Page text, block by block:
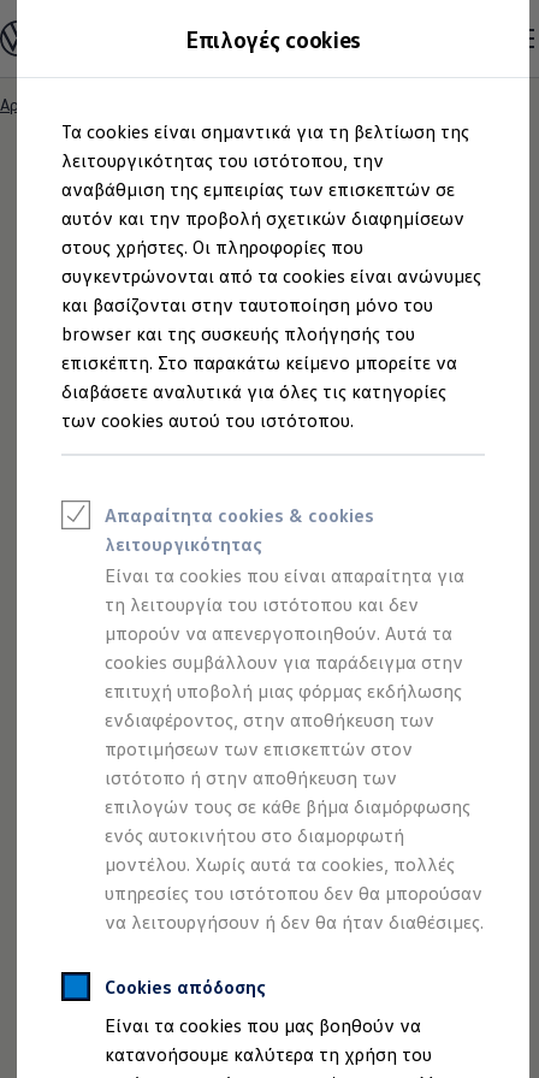
Επιλογές cookies
Τα cookies είναι σημαντικά για τη βελτίωση της
λειτουργικότητας του ιστότοπου, την
αναβάθμιση της εμπειρίας των επισκεπτών σε
αυτόν και την προβολή σχετικών διαφημίσεων
στους χρήστες. Οι πληροφορίες που
συγκεντρώνονται από τα cookies είναι ανώνυμες
και βασίζονται στην ταυτοποίηση μόνο του
browser και της συσκευής πλοήγησής του
επισκέπτη. Στο παρακάτω κείμενο μπορείτε να
διαβάσετε αναλυτικά για όλες τις κατηγορίες
των cookies αυτού του ιστότοπου.
Απαραίτητα cookies & cookies
λειτουργικότητας
Είναι τα cookies που είναι απαραίτητα για
τη λειτουργία του ιστότοπου και δεν
μπορούν να απενεργοποιηθούν. Αυτά τα
cookies συμβάλλουν για παράδειγμα στην
επιτυχή υποβολή μιας φόρμας εκδήλωσης
ενδιαφέροντος, στην αποθήκευση των
προτιμήσεων των επισκεπτών στον
ιστότοπο ή στην αποθήκευση των
επιλογών τους σε κάθε βήμα διαμόρφωσης
ενός αυτοκινήτου στο διαμορφωτή
μοντέλου. Χωρίς αυτά τα cookies, πολλές
υπηρεσίες του ιστότοπου δεν θα μπορούσαν
να λειτουργήσουν ή δεν θα ήταν διαθέσιμες.
Cookies απόδοσης
Είναι τα cookies που μας βοηθούν να
κατανοήσουμε καλύτερα τη χρήση του
στο
περιεχόμενο
στο
footer
Ανακαλύψτε τα Μοντέλα
Διαμορφώστε το Volkswagen σας
Επαγγελματικά Οχήματα Volkswagen
Ηλεκτρικά & eHybrid μοντέλα
Ηλεκτρικά μοντέλα
ID.3 Neo
Νέο ID. Polo
ID.4
ID.4 GTX
ID.5
ID.5 GTX
ID.7
ID.7 GTX
ID. Buzz
ID. Buzz Cargo
ID. CROSS
eHybrid μοντέλα
Golf GTE
Νέο Tayron ehybrid
e-Tools για ηλεκτρικά αυτοκίνητα
Προσομοιωτής αυτονομίας
Προσομοιωτής χρόνου φόρτισης
Προσομοιωτής κόστους φόρτισης
ID. Ενημερώσεις λογισμικού
We Charge - Υπηρεσία Φόρτισης
Εύρεση δημόσιων σημείων φόρτισης
ID. Charger
Ενημέρωση ID.
Πλατφόρμα MEB
Μύθοι & Αλήθειες για την ηλεκτροκίνηση
Πού μπορώ να φορτίσω;
Πόσο μακριά μπορώ να φτάσω;
Πώς μπορώ να πληρώσω;
Πώς μπορώ να φορτίσω;
Η αντλία θερμότητας στα ID.
Η λειτουργία ανάκτησης ενέργειας κατά την
Το σύστημα πέδησης στα ID.
Διαθέσιμα νέα και μεταχειρισμένα αυτοκίνητα
Διαθέσιμα νέα αυτοκίνητα
Χρηματοδότηση και Leasing
Volkswagen Easy Living
Χρηματοδότηση Auto Credit
Χρηματοδότηση Classic Credit
Καινοτόμες Τεχνολογίες
Αρχική
ΠΟΛΙΤΙΚΗ
ΕΝΗΜΕΡΩΣΗΣ ΓΙΑ
ΧΡΗΣΗ COOKIES ΣΕ
ΙΣΤΟΤΟΠΟΥΣ.
παρακάτω ειδών για να προωθήσει την καλύτερη
εξυπηρέτηση του επισκέπτη στον ιστότοπο της
καθώς και την εξατομίκευση των πληροφοριών και
των προτιμήσεων του μέσα από την πλοήγηση από
το συγκεκριμένο πρόγραμμα περιήγησης (Internet
browser).
Μπορείτε να αλλάξετε την συναίνεση σας για τα
cookiesΕΔΩ
Τα είδη cookies που χρησιμοποιούνται από τον
ιστότοπο είναι:
Απαραίτητα cookies & cookies λειτουργικότητας
λειτουργία του ιστότοπου και δεν μπορούν να
απενεργοποιηθούν. Αυτά τα cookies συμβάλλουν για
παράδειγμα στην επιτυχή υποβολή μιας φόρμας